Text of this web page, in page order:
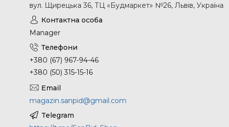
вул. Щирецька 36, ТЦ «Будмаркет» №26, Львів, Україна
Manager
+380 (67) 967-94-46
+380 (50) 315-15-16
magazin.sanpid@gmail.com